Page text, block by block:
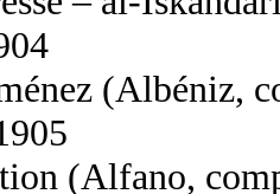
(Albéniz,
(Alfano,